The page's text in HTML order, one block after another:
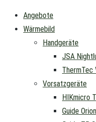
Angebote
Wärmebild
Handgeräte
JSA
ThermTec
Vorsatzgeräte
HIKmicro
Guide